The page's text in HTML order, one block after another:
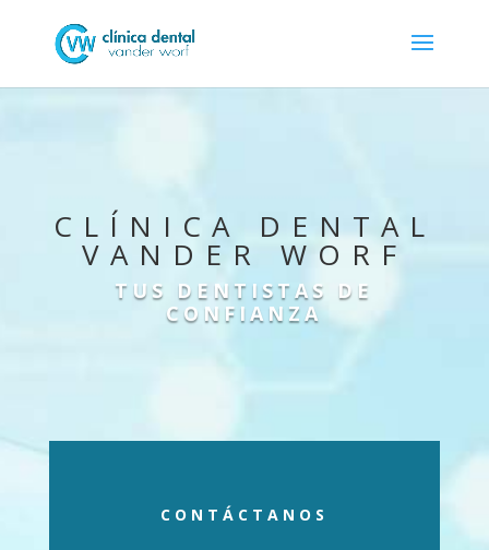
CLÍNICA DENTAL
VANDER WORF
TUS DENTISTAS DE
CONFIANZA
CONTÁCTANOS